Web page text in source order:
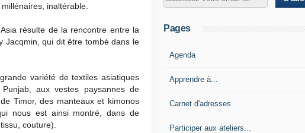
inaltérable.
résulte de la rencontre entre la
Jacqmin, qui dit être tombé dans le
variété de textiles asiatiques
aux vestes paysannes de
Timor, des manteaux et kimonos
nous est ainsi montré, dans de
couture).
Pages
Agenda
Apprendre à...
Carnet d'adresses
Participer aux ateliers...